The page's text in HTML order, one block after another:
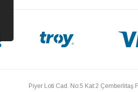
Piyer Loti Cad. No:5 Kat:2 Çemberlitaş